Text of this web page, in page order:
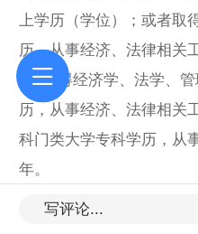
上学历（学位）；或者取
历，从事经济、法律相关
2、取得经济学、法学、
历，从事经济、法律相关
科门类大学专科学历，从
年。
（二）有下列情形之一
写评论...